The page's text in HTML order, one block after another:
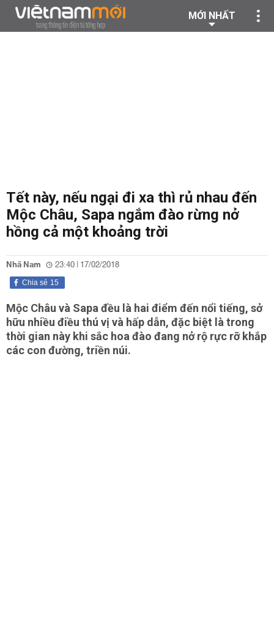
MỚI NHẤT
Tết này, nếu ngại đi xa thì rủ nhau đến
Mộc Châu, Sapa ngắm đào rừng nở
hồng cả một khoảng trời
Nhã Nam 23:40 | 17/02/2018
15
Chia sẻ
Mộc Châu và Sapa đều là hai điểm đến nổi tiếng, sở
hữu nhiều điều thú vị và hấp dẫn, đặc biệt là trong
thời gian này khi sắc hoa đào đang nở rộ rực rỡ khắp
các con đường, triền núi.